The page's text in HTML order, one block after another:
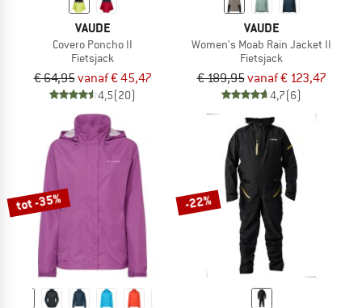
VAUDE
Covero Poncho II
Fietsjack
€ 64,95vanaf € 45,47
4,5(20)
VAUDE
Women's Moab Rain Jacket II
Fietsjack
€ 189,95vanaf € 123,47
4,7(6)
tot -35% -22%